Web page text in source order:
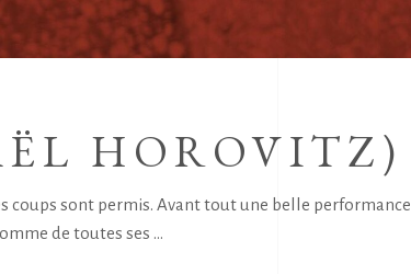
HOROVITZ)
coups sont permis. Avant tout une belle performance
de toutes ses